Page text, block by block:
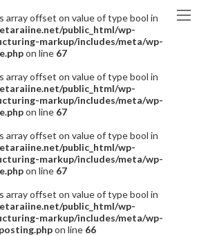
array offset on value of type bool in
public_html/wp-
markup/includes/meta/wp-
on line 67
array offset on value of type bool in
public_html/wp-
markup/includes/meta/wp-
on line 67
array offset on value of type bool in
public_html/wp-
markup/includes/meta/wp-
on line 67
array offset on value of type bool in
public_html/wp-
markup/includes/meta/wp-
on line 66